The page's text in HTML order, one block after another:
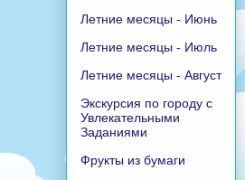
Летние месяцы - Июнь
Летние месяцы - Июль
Летние месяцы - Август
Экскурсия по городу с
Увлекательными
Заданиями
Фрукты из бумаги